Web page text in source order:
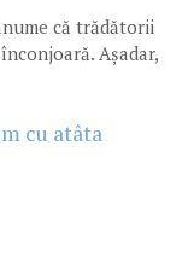
că trădătorii
Așadar,
cu atâta